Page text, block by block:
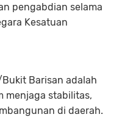
pengabdian selama
Kesatuan
Barisan adalah
menjaga stabilitas,
di daerah.